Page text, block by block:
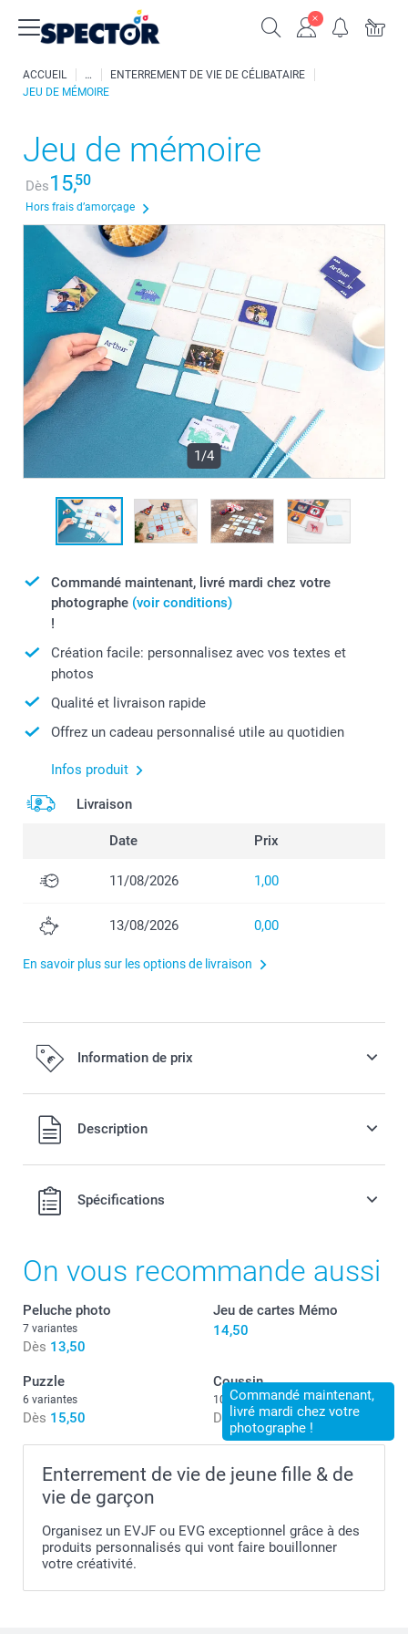
ACCUEIL
ENTERREMENT DE VIE DE CÉLIBATAIRE
JEU DE MÉMOIRE
Jeu de mémoire
Dès15,50
Hors frais d’amorçage
1/4
Commandé maintenant, livré mardi chez votre
photographe (voir conditions)
!
Création facile: personnalisez avec vos textes et
photos
Qualité et livraison rapide
Offrez un cadeau personnalisé utile au quotidien
Infos produit
Livraison
Date Prix
11/08/2026 1,00
13/08/2026 0,00
En savoir plus sur les options de livraison
Information de prix
Tous les prix sont TVA incluse
Description
Spécifications
On vous recommande aussi
Peluche photo
7 variantes
Dès 13,50
Jeu de cartes Mémo
14,50
Puzzle
6 variantes
Dès 15,50
Commandé maintenant,
livré mardi chez votre
photographe !
Coussin
10+ variantes
Dès 19,50
Enterrement de vie de jeune fille & de
vie de garçon
Organisez un EVJF ou EVG exceptionnel grâce à des
produits personnalisés qui vont faire bouillonner
votre créativité.